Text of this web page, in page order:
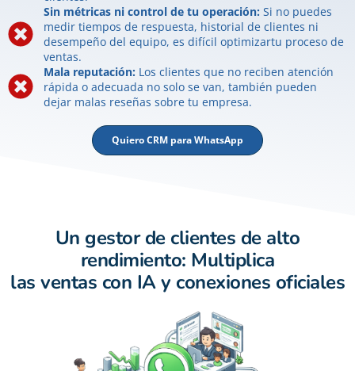
Sin métricas ni control de tu operación: Si no puedes
medir tiempos de respuesta, historial de clientes ni
desempeño del equipo, es difícil optimizartu proceso de
ventas.
Mala reputación: Los clientes que no reciben atención
rápida o adecuada no solo se van, también pueden
dejar malas reseñas sobre tu empresa.
Quiero CRM para WhatsApp
Un gestor de clientes de alto
rendimiento: Multiplica
las ventas con IA y conexiones oficiales